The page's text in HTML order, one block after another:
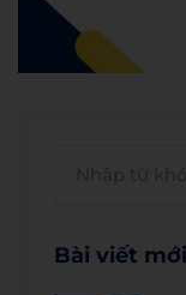
Bài viết